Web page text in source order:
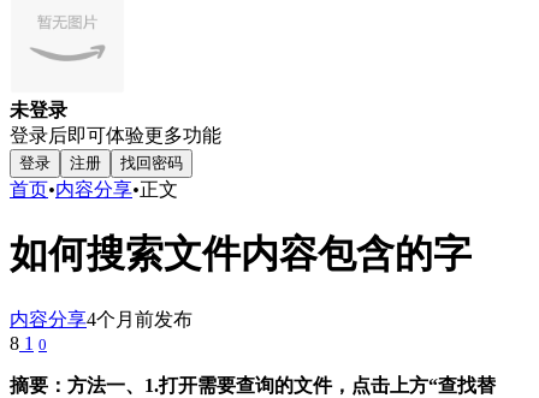
未登录
登录后即可体验更多功能
登录 注册 找回密码
首页•内容分享•正文
如何搜索文件内容包含的字
内容分享4个月前发布
8 1 0
摘要：方法一、1.打开需要查询的文件，点击上方“查找替